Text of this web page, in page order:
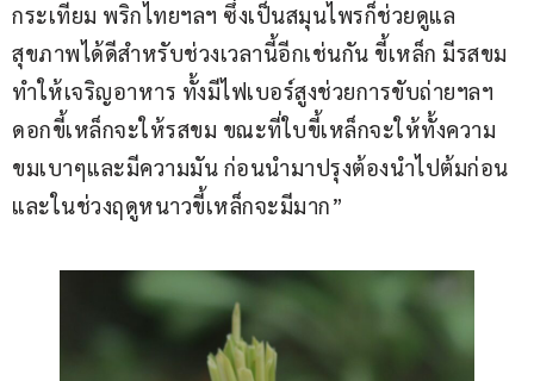
กระเทียม พริกไทยฯลฯ ซึ่งเป็นสมุนไพรก็ช่วยดูแล
สุขภาพได้ดีสำหรับช่วงเวลานี้อีกเช่นกัน ขี้เหล็ก มีรสขม
ทำให้เจริญอาหาร ทั้งมีไฟเบอร์สูงช่วยการขับถ่ายฯลฯ
ดอกขี้เหล็กจะให้รสขม ขณะที่ใบขี้เหล็กจะให้ทั้งความ
ขมเบาๆและมีความมัน ก่อนนำมาปรุงต้องนำไปต้มก่อน
และในช่วงฤดูหนาวขี้เหล็กจะมีมาก”